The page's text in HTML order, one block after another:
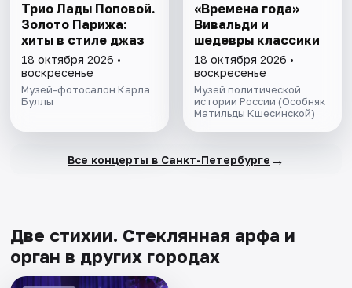
Трио Лады Поповой.
Золото Парижа:
хиты в стиле джаз
18 октября 2026 •
воскресенье
Музей-фотосалон Карла
Буллы
«Времена года»
Вивальди и
шедевры классики
18 октября 2026 •
воскресенье
Музей политической
истории России (Особняк
Матильды Кшесинской)
Все концерты в Санкт-Петербурге →
Две стихии. Стеклянная арфа и
орган в других городах